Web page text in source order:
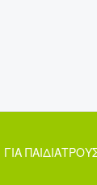
ΓΙΑ